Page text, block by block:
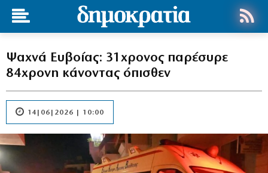
Ψαχνά Ευβοίας: 31χρονος παρέσυρε
84χρονη κάνοντας όπισθεν
14|06|2026 | 10:00